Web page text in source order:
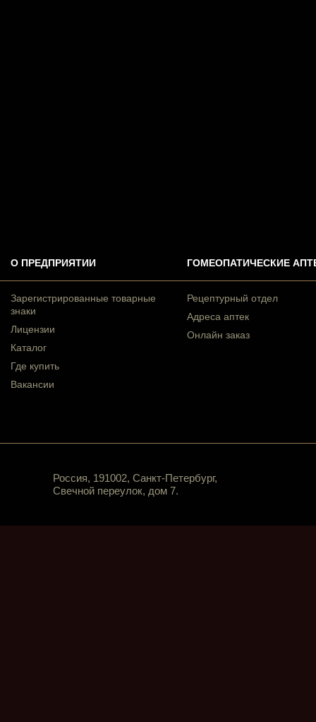
О ПРЕДПРИЯТИИ
Зарегистрированные товарные
знаки
Лицензии
Каталог
Где купить
Вакансии
ГОМЕОПАТИЧЕСКИЕ
Рецептурный отдел
Адреса аптек
Онлайн заказ
Россия, 191002, Санкт-Петербург,
Свечной переулок, дом 7.